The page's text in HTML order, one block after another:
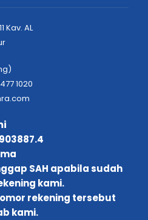
Kav. AL
1020
SAH apabila sudah
kami.
rekening tersebut
kami.